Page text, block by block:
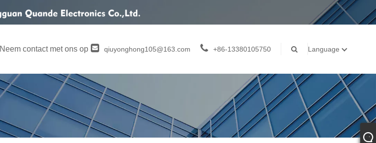
Neem contact met ons op qiuyonghong105@163.com +86-13380105750 Language